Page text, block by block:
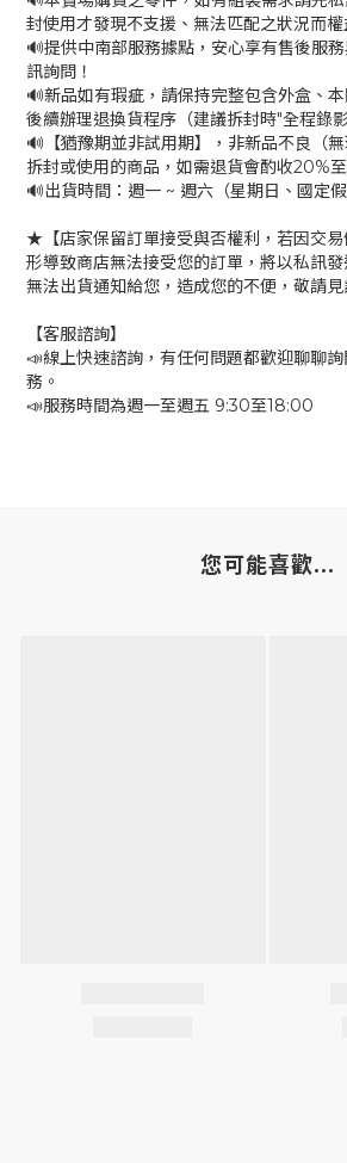
封使用才發現不支援、無法匹配之狀況而權
🔊提供中南部服務據點，安心享有售後服
訊詢問！
🔊新品如有瑕疵，請保持完整包含外盒、
後續辦理退換貨程序（建議拆封時"全程錄
🔊【猶豫期並非試用期】，非新品不良（
拆封或使用的商品，如需退貨會酌收20%
🔊出貨時間：週一 ~ 週六（星期日、國定假
★【店家保留訂單接受與否權利，若因交
形導致商店無法接受您的訂單，將以私訊發
無法出貨通知給您，造成您的不便，敬請
【客服諮詢】
📣線上快速諮詢，有任何問題都歡迎聊聊
務。
📣服務時間為週一至週五 9:30至18:00
您可能喜歡...